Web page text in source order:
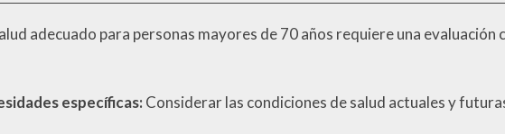
adecuado para personas mayores de 70 años requiere una evaluación
específicas: Considerar las condiciones de salud actuales y